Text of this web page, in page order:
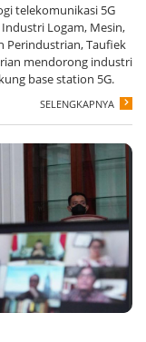
telekomunikasi 5G
Logam, Mesin,
Perindustrian, Taufiek
mendorong industri
base station 5G.
SELENGKAPNYA